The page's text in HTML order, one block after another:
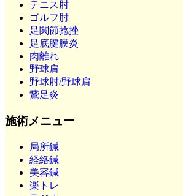
テニス肘
ゴルフ肘
足関節捻挫
足底腱膜炎
肉離れ
野球肩
野球肘/野球肩
鵞足炎
施術メニュー
局所鍼
経絡鍼
美容鍼
楽トレ